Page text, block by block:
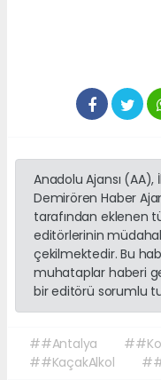
Anadolu Ajansı (AA),
Demirören Haber
tarafından eklenen
editörlerinin
çekilmektedir. Bu
muhataplar haberi
bir editörü sorumlu
##Antalya
##KaçakAlkol